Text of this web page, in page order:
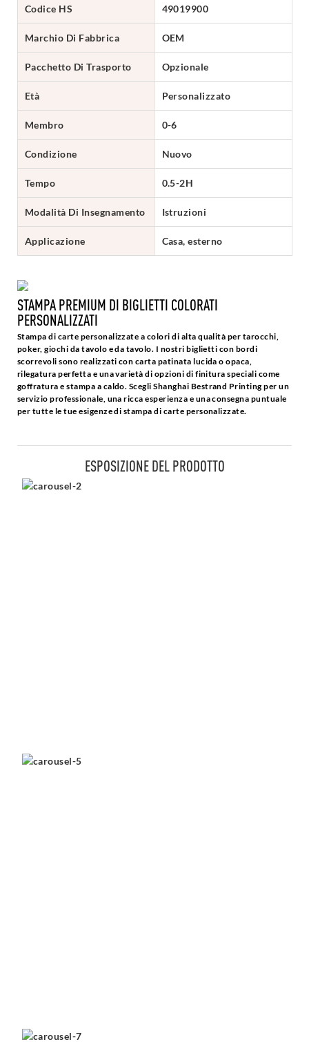
Codice HS 49019900
Marchio Di Fabbrica OEM
Pacchetto Di Trasporto Opzionale
Età Personalizzato
Membro 0-6
Condizione Nuovo
Tempo 0.5-2H
Modalità Di Insegnamento Istruzioni
Applicazione Casa, esterno
STAMPA PREMIUM DI BIGLIETTI COLORATI
PERSONALIZZATI
Stampa di carte personalizzate a colori di alta qualità per tarocchi,
poker, giochi da tavolo e da tavolo. I nostri biglietti con bordi
scorrevoli sono realizzati con carta patinata lucida o opaca,
rilegatura perfetta e una varietà di opzioni di finitura speciali come
goffratura e stampa a caldo. Scegli Shanghai Bestrand Printing per un
servizio professionale, una ricca esperienza e una consegna puntuale
per tutte le tue esigenze di stampa di carte personalizzate.
ESPOSIZIONE DEL PRODOTTO